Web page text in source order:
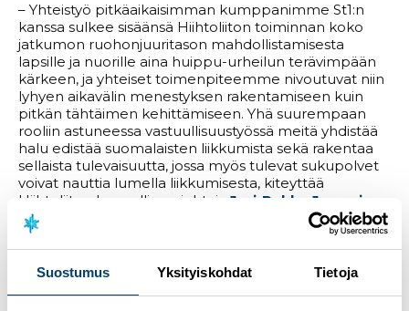
Suostumus Yksityiskohdat Tietoja
– Yhteistyö pitkäaikaisimman kumppanimme St1:n
kanssa sulkee sisäänsä Hiihtoliiton toiminnan koko
jatkumon ruohonjuuritason mahdollistamisesta
lapsille ja nuorille aina huippu-urheilun terävimpään
kärkeen, ja yhteiset toimenpiteemme nivoutuvat niin
lyhyen aikavälin menestyksen rakentamiseen kuin
pitkän tähtäimen kehittämiseen. Yhä suurempaan
rooliin astuneessa vastuullisuustyössä meitä yhdistää
halu edistää suomalaisten liikkumista sekä rakentaa
sellaista tulevaisuutta, jossa myös tulevat sukupolvet
voivat nauttia lumella liikkumisesta, kiteyttää
Hiihtoliiton kaupallinen johtaja Jari-Pekka Jouppi
– Yhteistyön jatkuminen ja sen jatkuva sisällöllinen
rikastaminen on meille äärimmäisen merkittävä ja
merkityksellinen asia,Jouppiiloitsee.